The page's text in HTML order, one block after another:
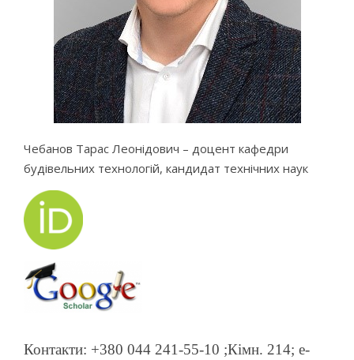
Чебанов Тарас Леонідович – доцент кафедри
будівельних технологій, кандидат технічних наук
Контакти: +380 044 241-55-10 ;Кімн. 214; e-